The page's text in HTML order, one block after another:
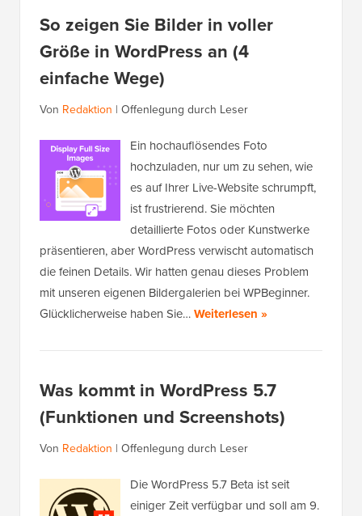
So zeigen Sie Bilder in voller
Größe in WordPress an (4
einfache Wege)
Von Redaktion | Offenlegung durch Leser
Ein hochauflösendes Foto
hochzuladen, nur um zu sehen, wie
es auf Ihrer Live-Website schrumpft,
ist frustrierend. Sie möchten
detaillierte Fotos oder Kunstwerke
präsentieren, aber WordPress verwischt automatisch
die feinen Details. Wir hatten genau dieses Problem
mit unseren eigenen Bildergalerien bei WPBeginner.
Glücklicherweise haben Sie…Weiterlesen »
Was kommt in WordPress 5.7
(Funktionen und Screenshots)
Von Redaktion | Offenlegung durch Leser
Die WordPress 5.7 Beta ist seit
einiger Zeit verfügbar und soll am 9.